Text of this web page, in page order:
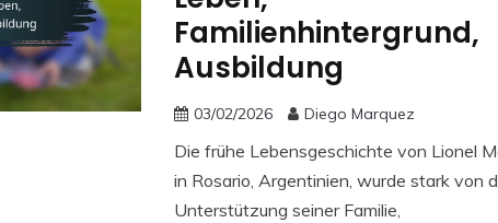
Familienhintergrund,
Ausbildung
03/02/2026 Diego Marquez
Die frühe Lebensgeschichte von Lionel
in Rosario, Argentinien, wurde stark von
Unterstützung seiner Familie,